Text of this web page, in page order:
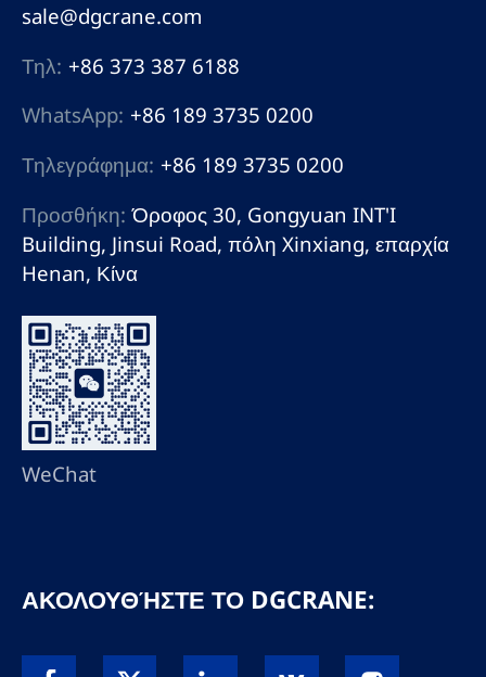
sale@dgcrane.com
Τηλ: +86 373 387 6188
WhatsApp: +86 189 3735 0200
Τηλεγράφημα: +86 189 3735 0200
Προσθήκη: Όροφος 30, Gongyuan INT'I
Building, Jinsui Road, πόλη Xinxiang, επαρχία
Henan, Κίνα
WeChat
ΑΚΟΛΟΥΘΉΣΤΕ ΤΟ DGCRANE: